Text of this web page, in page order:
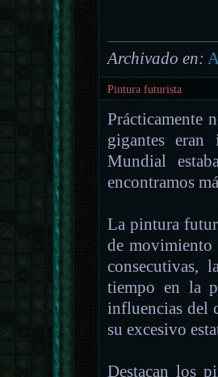
Archivado en:
Pintura futurista
Prácticamente
gigantes
Mundial
encontramos
La pintura
de movimiento
consecutivas,
tiempo en la
influencias del
su excesivo
Destacan los